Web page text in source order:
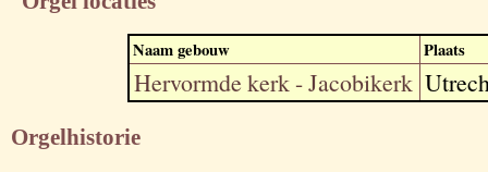
Naam gebouw Plaats
Hervormde kerk - Jacobikerk
Orgelhistorie